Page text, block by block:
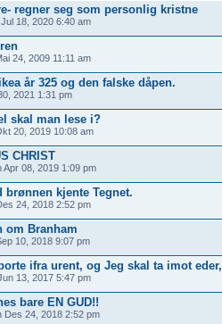
regner seg som personlig kristne
18, 2020 6:40 am
24, 2009 11:11 am
år 325 og den falske dåpen.
2021 1:31 pm
skal man lese i?
20, 2019 10:08 am
CHRIST
Apr 08, 2019 1:09 pm
brønnen kjente Tegnet.
24, 2018 2:52 pm
om Branham
10, 2018 9:07 pm
ifra urent, og Jeg skal ta imot eder,
13, 2017 5:47 pm
bare EN GUD!!
Des 24, 2018 2:52 pm